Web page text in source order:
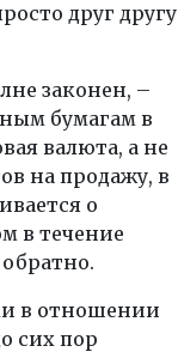
друг другу
законен, –
бумагам в
валюта, а не
на продажу, в
о
в течение
в отношении
сих пор